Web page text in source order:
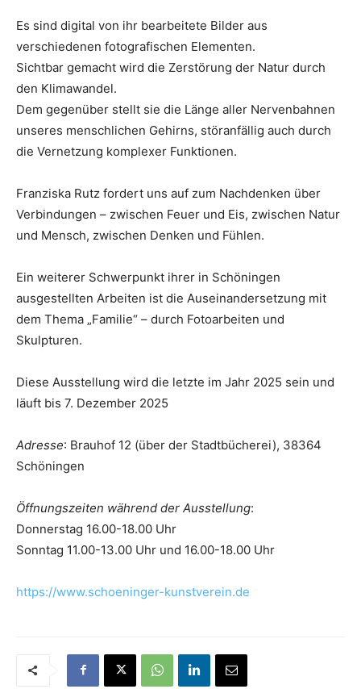
Es sind digital von ihr bearbeitete Bilder aus
verschiedenen fotografischen Elementen.
Sichtbar gemacht wird die Zerstörung der Natur durch
den Klimawandel.
Dem gegenüber stellt sie die Länge aller Nervenbahnen
unseres menschlichen Gehirns, störanfällig auch durch
die Vernetzung komplexer Funktionen.
Franziska Rutz fordert uns auf zum Nachdenken über
Verbindungen – zwischen Feuer und Eis, zwischen Natur
und Mensch, zwischen Denken und Fühlen.
Ein weiterer Schwerpunkt ihrer in Schöningen
ausgestellten Arbeiten ist die Auseinandersetzung mit
dem Thema „Familie“ – durch Fotoarbeiten und
Skulpturen.
Diese Ausstellung wird die letzte im Jahr 2025 sein und
läuft bis 7. Dezember 2025
Adresse: Brauhof 12 (über der Stadtbücherei), 38364
Schöningen
Öffnungszeiten während der Ausstellung:
Donnerstag 16.00-18.00 Uhr
Sonntag 11.00-13.00 Uhr und 16.00-18.00 Uhr
https://www.schoeninger-kunstverein.de